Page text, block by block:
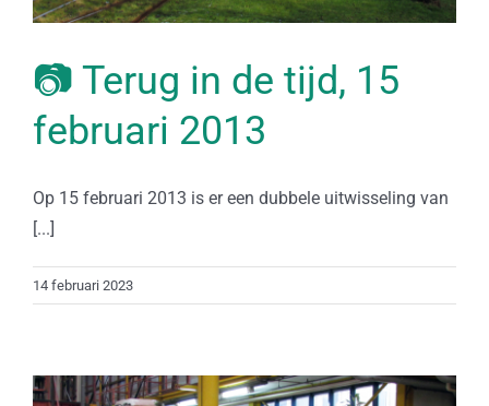
📷 Terug in de tijd, 15
februari 2013
Op 15 februari 2013 is er een dubbele uitwisseling van
[...]
14 februari 2023